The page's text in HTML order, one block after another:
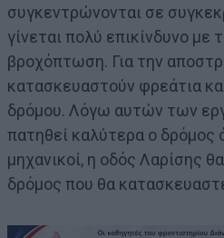
συγκεντρώνονται σε
γίνεται πολύ επικίνδυνο με
βροχόπτωση. Για την
κατασκευαστούν φρεάτια
δρόμου. Λόγω αυτών των
πατηθεί καλύτερα ο δρόμος
μηχανικοί, η οδός Λαρίσης
δρόμος που θα